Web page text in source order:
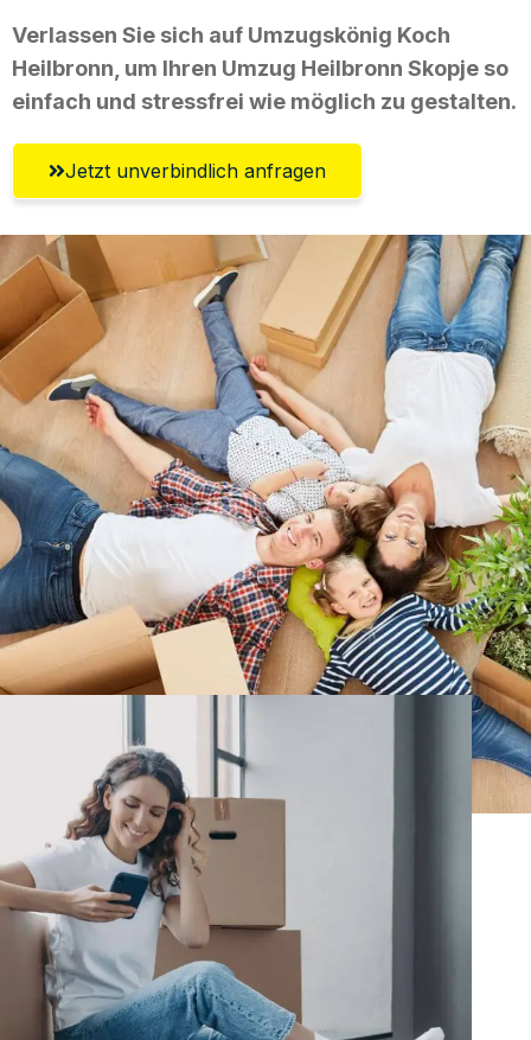
Verlassen Sie sich auf Umzugskönig Koch
Heilbronn, um Ihren Umzug Heilbronn Skopje so
einfach und stressfrei wie möglich zu gestalten.
Jetzt unverbindlich anfragen